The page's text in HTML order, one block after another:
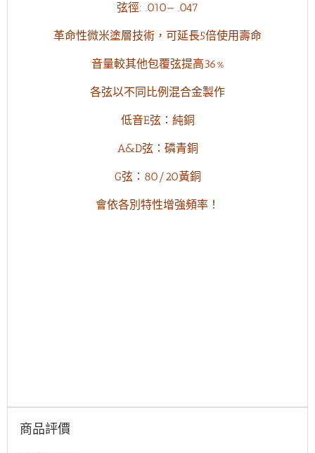
弦徑: .010— .047
革命性微米塗層技術，可延長5倍使用壽命
音量較其他包覆弦提高36%
各弦以不同比例混合金製作
低音E弦：純銅
A&D弦：磷青銅
G弦：80/20黃銅
會依各別特性增強頻率！
商品評價